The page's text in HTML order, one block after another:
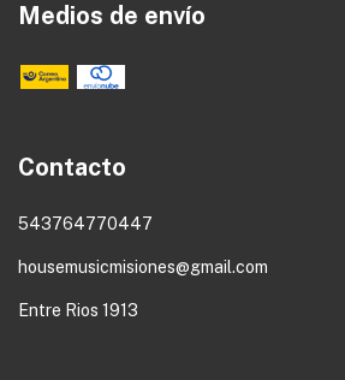
Medios de envío
Contacto
543764770447
housemusicmisiones@gmail.com
Entre Rios 1913